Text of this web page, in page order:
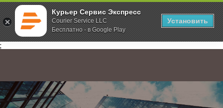
Курьер Сервис Экспресс
Courier Service LLC
Бесплатно - в Google Play
Установить
;
Главная О компании Новости КСЭ работает 7 дней в неделю и